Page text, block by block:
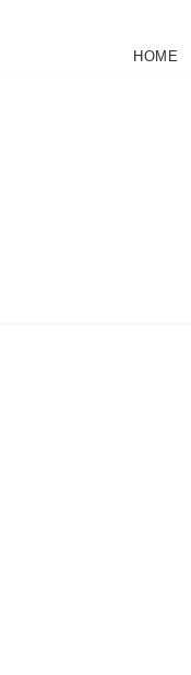
HOME